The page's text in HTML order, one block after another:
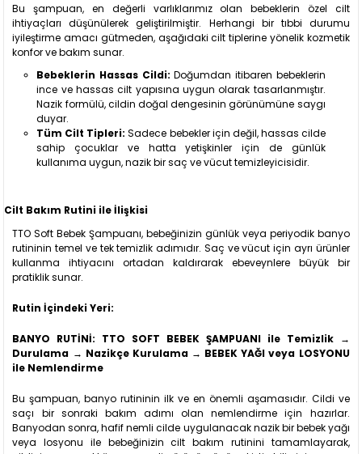
Bu şampuan, en değerli varlıklarımız olan bebeklerin özel cilt
ihtiyaçları düşünülerek geliştirilmiştir. Herhangi bir tıbbi durumu
iyileştirme amacı gütmeden, aşağıdaki cilt tiplerine yönelik kozmetik
konfor ve bakım sunar.
Bebeklerin Hassas Cildi: Doğumdan itibaren bebeklerin
ince ve hassas cilt yapısına uygun olarak tasarlanmıştır.
Nazik formülü, cildin doğal dengesinin görünümüne saygı
duyar.
Tüm Cilt Tipleri: Sadece bebekler için değil, hassas cilde
sahip çocuklar ve hatta yetişkinler için de günlük
kullanıma uygun, nazik bir saç ve vücut temizleyicisidir.
Cilt Bakım Rutini ile İlişkisi
TTO Soft Bebek Şampuanı, bebeğinizin günlük veya periyodik banyo
rutininin temel ve tek temizlik adımıdır. Saç ve vücut için ayrı ürünler
kullanma ihtiyacını ortadan kaldırarak ebeveynlere büyük bir
pratiklik sunar.
Rutin İçindeki Yeri:
BANYO RUTİNİ: TTO SOFT BEBEK ŞAMPUANI ile Temizlik →
Durulama → Nazikçe Kurulama → BEBEK YAĞI veya LOSYONU
ile Nemlendirme
Bu şampuan, banyo rutininin ilk ve en önemli aşamasıdır. Cildi ve
saçı bir sonraki bakım adımı olan nemlendirme için hazırlar.
Banyodan sonra, hafif nemli cilde uygulanacak nazik bir bebek yağı
veya losyonu ile bebeğinizin cilt bakım rutinini tamamlayarak,